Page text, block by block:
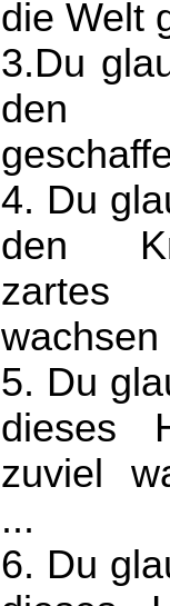
die Welt
3.Du
den
4. Du
den
zartes
5. Du
dieses
zuviel
...
6. Du